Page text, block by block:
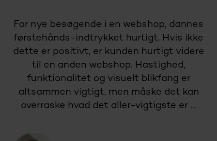
For nye besøgende i en webshop, dannes
førstehånds-indtrykket hurtigt. Hvis ikke
dette er positivt, er kunden hurtigt videre
til en anden webshop. Hastighed,
funktionalitet og visuelt blikfang er
altsammen vigtigt, men måske det kan
overraske hvad det aller-vigtigste er ...